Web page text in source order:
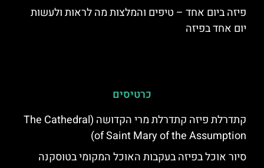
פיזה ביום אחד – טיפים והמלצות מה לראות ולעשות
יום אחד בפיזה
כרטיסים
קתדרלת פיזה קתדרלת מרי הקדושה (The Cathedral
of Saint Mary of the Assumption)
סיור אוכל בפיזה בעקבות האוכל המקומי בטוסקנה